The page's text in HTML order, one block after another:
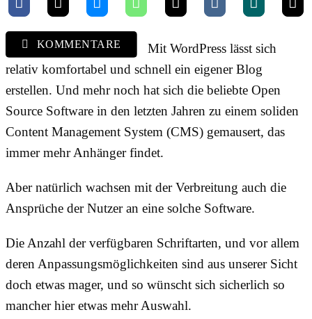
KOMMENTARE
Mit WordPress lässt sich
relativ komfortabel und schnell ein eigener Blog
erstellen. Und mehr noch hat sich die beliebte Open
Source Software in den letzten Jahren zu einem soliden
Content Management System (CMS) gemausert, das
immer mehr Anhänger findet.
Aber natürlich wachsen mit der Verbreitung auch die
Ansprüche der Nutzer an eine solche Software.
Die Anzahl der verfügbaren Schriftarten, und vor allem
deren Anpassungsmöglichkeiten sind aus unserer Sicht
doch etwas mager, und so wünscht sich sicherlich so
mancher hier etwas mehr Auswahl.